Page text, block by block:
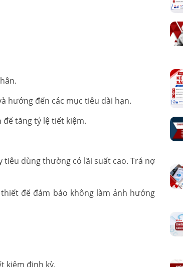
hướng đến các mục tiêu dài hạn.
tăng tỷ lệ tiết kiệm.
dùng thường có lãi suất cao. Trả nợ
để đảm bảo không làm ảnh hưởng
kiệm định kỳ.